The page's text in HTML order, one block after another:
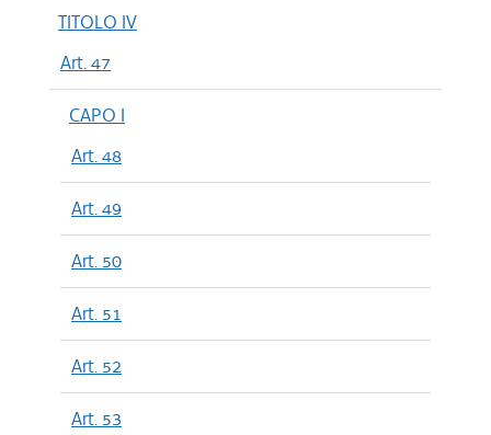
TITOLO IV
Art. 47
CAPO I
Art. 48
Art. 49
Art. 50
Art. 51
Art. 52
Art. 53